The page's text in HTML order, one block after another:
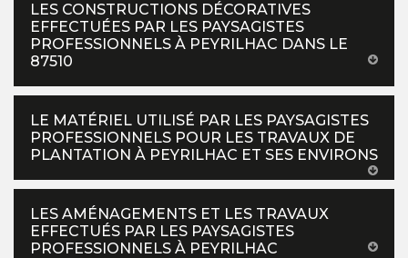
LES CONSTRUCTIONS DÉCORATIVES
EFFECTUÉES PAR LES PAYSAGISTES
PROFESSIONNELS À PEYRILHAC DANS LE
87510
LE MATÉRIEL UTILISÉ PAR LES PAYSAGISTES
PROFESSIONNELS POUR LES TRAVAUX DE
PLANTATION À PEYRILHAC ET SES ENVIRONS
LES AMÉNAGEMENTS ET LES TRAVAUX
EFFECTUÉS PAR LES PAYSAGISTES
PROFESSIONNELS À PEYRILHAC